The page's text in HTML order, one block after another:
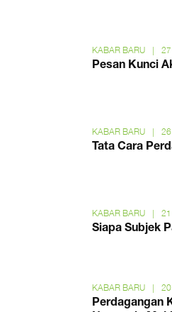
KABAR BARU |
Pesan Kunci
KABAR BARU |
Tata Cara
KABAR BARU |
Siapa Subjek
KABAR BARU |
Perdagangan